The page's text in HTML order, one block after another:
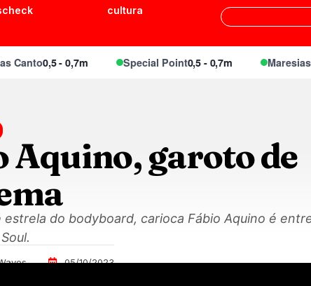
cultura
0,5 - 0,7m Special Point0,5 - 0,7m Maresias0,5
Aquino, garoto de
estrela do bodyboard, carioca Fábio Aquino é
05/10/2023